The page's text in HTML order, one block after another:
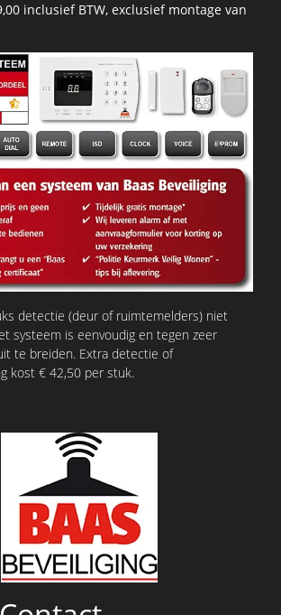
inclusief BTW, exclusief montage van
detectie (deur of ruimtemelders) niet
systeem is eenvoudig en tegen zeer
te breiden. Extra detectie of
kost € 42,50 per stuk.